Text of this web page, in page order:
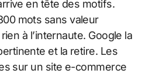
en tête des motifs.
mots sans valeur
à l’internaute. Google la
et la retire. Les
sur un site e-commerce